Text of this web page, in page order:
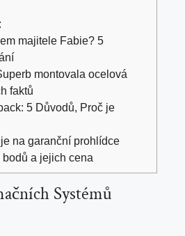
majitele Fabie? 5
montovala ocelová
faktů
5 Důvodů, Proč je
na garanční prohlídce
a jejich cena
Systémů